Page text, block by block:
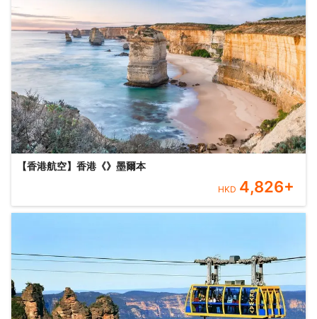
【香港航空】香港《》墨爾本
HKD 4,826+